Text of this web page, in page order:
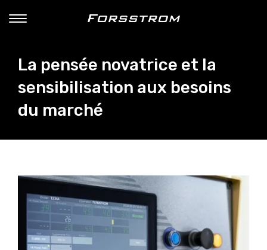
La pensée novatrice et la
sensibilisation aux besoins
du marché